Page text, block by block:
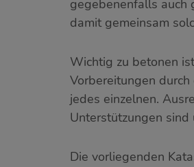
gegebenenfalls auch
damit gemeinsam
Wichtig zu betonen
Vorbereitungen
jedes einzelnen.
Unterstützungen
Die vorliegenden